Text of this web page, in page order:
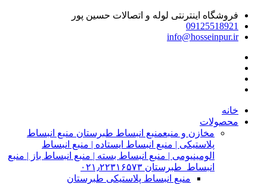
فروشگاه اینترنتی لوله و اتصالات حسین پور
09125518921
info@hosseinpur.ir
خانه
محصولات
مخازن و منبعمنبع انبساط طبرستان منبع انبساط
پلاستیکی | منبع انبساط ایستاده | منبع انبساط
الومینیومی | منبع انبساط بسته | منبع انبساط باز | منبع
انبساط طبرستان ۰۲۱٫۲۲۳۱۶۵۷۳
منبع انبساط پلاستیکی طبرستان